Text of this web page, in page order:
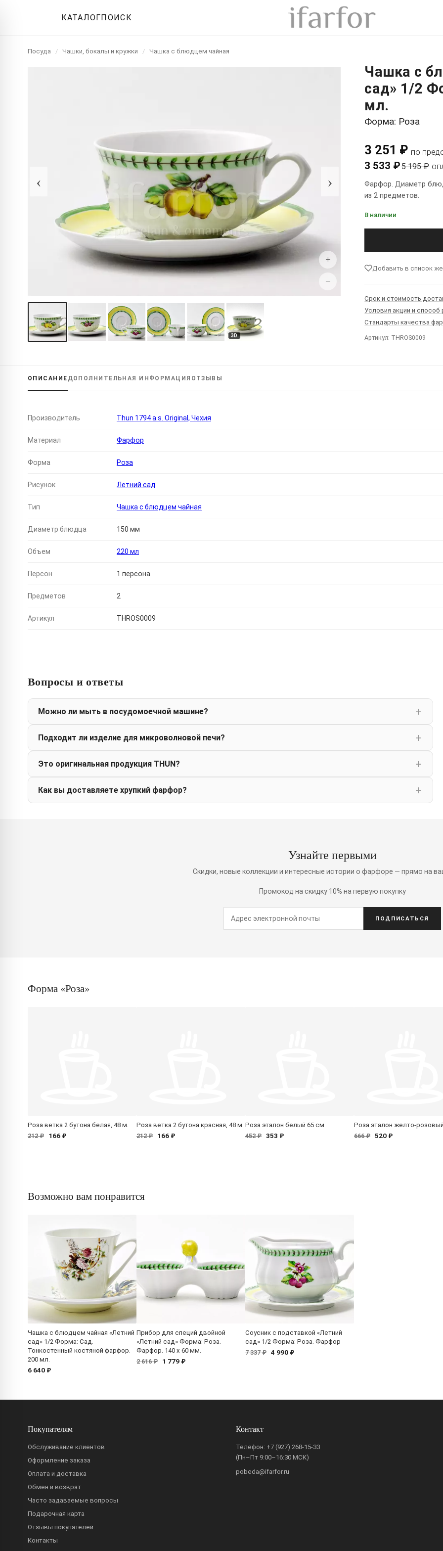
КАТАЛОГПОИСК
Посуда / Чашки, бокалы и кружки / Чашка с блюдцем чайная
‹ ›
+
−
3D
Чашка с
сад» 1/2
мл.
Форма: Роза
3 251 ₽ по
3 533 ₽5 195 ₽
Фарфор. Диаметр
из 2 предметов.
В наличии
Добавить в список
Срок и стоимость
Условия акции и способ
Стандарты качества
Артикул: THROS0009
ОПИСАНИЕ ДОПОЛНИТЕЛЬНАЯ ИНФОРМАЦИЯ ОТЗЫВЫ
Производитель Thun 1794 a.s. Original, Чехия
Материал Фарфор
Форма Роза
Рисунок Летний сад
Тип Чашка с блюдцем чайная
Диаметр блюдца 150 мм
Объем 220 мл
Персон 1 персона
Предметов 2
Артикул THROS0009
Вопросы и ответы
Можно ли мыть в посудомоечной машине?
Подходит ли изделие для микроволновой печи?
Это оригинальная продукция THUN?
Как вы доставляете хрупкий фарфор?
Узнайте первыми
Скидки, новые коллекции и интересные истории о фарфоре — прямо на
Промокод на скидку 10% на первую покупку
ПОДПИСАТЬСЯ
Форма «Роза»
Роза ветка 2 бутона белая, 48 м.
212 ₽
166 ₽
Роза ветка 2 бутона красная, 48 м.
212 ₽
166 ₽
Роза эталон белый 65 см
452 ₽ 353 ₽
Роза эталон желто-
666 ₽ 520 ₽
Возможно вам понравится
Чашка с блюдцем чайная «Летний
сад» 1/2 Форма: Сад.
Тонкостенный костяной фарфор.
200 мл.
6 640 ₽
Прибор для специй двойной
«Летний сад» Форма: Роза.
Фарфор. 140 x 60 мм.
2 616 ₽
1 779 ₽
Соусник с подставкой «Летний
сад» 1/2 Форма: Роза. Фарфор
7 337 ₽ 4 990 ₽
Покупателям
Обслуживание клиентов
Оформление заказа
Оплата и доставка
Обмен и возврат
Часто задаваемые вопросы
Подарочная карта
Отзывы покупателей
Контакты
Контакт
Телефон: +7 (927) 268-15-33
(Пн–Пт 9:00–16:30 МСК)
pobeda@ifarfor.ru